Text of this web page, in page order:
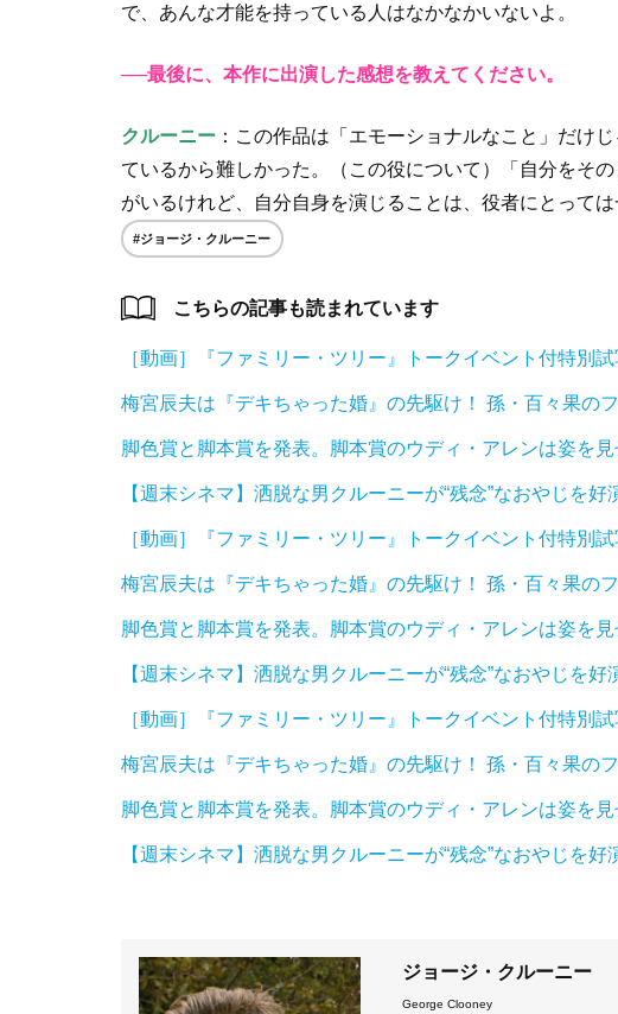
で、あんな才能を持っている人はなかなかいないよ。
──最後に、本作に出演した感想を教えてください。
クルーニー ：この作品は「エモーショナルなこと」だけ
ているから難しかった。（この役について）「自分をそ
がいるけれど、自分自身を演じることは、役者にとっては
#ジョージ・クルーニー
こちらの記事も読まれています
［動画］『ファミリー・ツリー』トークイベント付特別試
梅宮辰夫は『デキちゃった婚』の先駆け！ 孫・百々果の
脚色賞と脚本賞を発表。脚本賞のウディ・アレンは姿を
【週末シネマ】洒脱な男クルーニーが“残念”なおやじを
［動画］『ファミリー・ツリー』トークイベント付特別試
梅宮辰夫は『デキちゃった婚』の先駆け！ 孫・百々果の
脚色賞と脚本賞を発表。脚本賞のウディ・アレンは姿を
【週末シネマ】洒脱な男クルーニーが“残念”なおやじを
［動画］『ファミリー・ツリー』トークイベント付特別試
梅宮辰夫は『デキちゃった婚』の先駆け！ 孫・百々果の
脚色賞と脚本賞を発表。脚本賞のウディ・アレンは姿を
【週末シネマ】洒脱な男クルーニーが“残念”なおやじを
ジョージ・クルーニー
George Clooney